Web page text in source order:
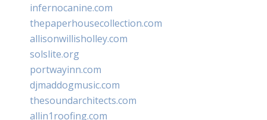
infernocanine.com
thepaperhousecollection.com
allisonwillisholley.com
solslite.org
portwayinn.com
djmaddogmusic.com
thesoundarchitects.com
allin1roofing.com